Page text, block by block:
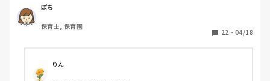
（そう言う本人は書かない）
しかも、上司に↑この内容でも
ちゃんと考えて対策を練って書き込むようにと。
呼ばれて一緒に対策を考えさせられること多数
ぽち
保育士, 保育園
22 ・ 04/18
りん